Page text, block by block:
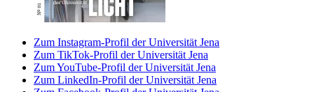
Zum Instagram-Profil der Universität Jena
Zum TikTok-Profil der Universität Jena
Zum YouTube-Profil der Universität Jena
Zum LinkedIn-Profil der Universität Jena